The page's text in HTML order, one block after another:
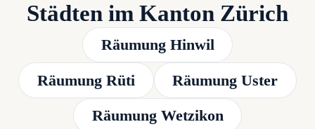
Städten im Kanton Zürich
Räumung Hinwil
Räumung Rüti Räumung Uster
Räumung Wetzikon